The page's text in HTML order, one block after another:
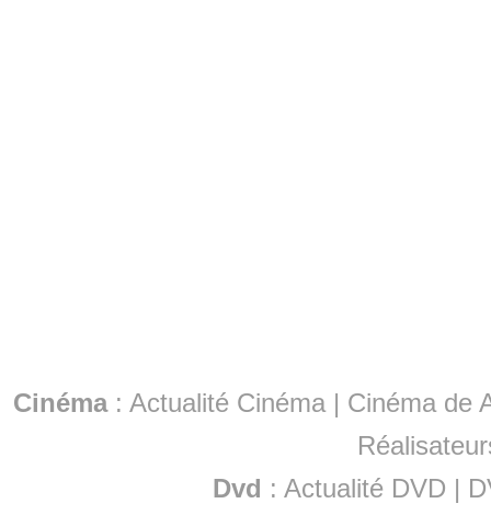
Cinéma: Actualité Cinéma | Cinéma de
Dvd : Actualité DVD |